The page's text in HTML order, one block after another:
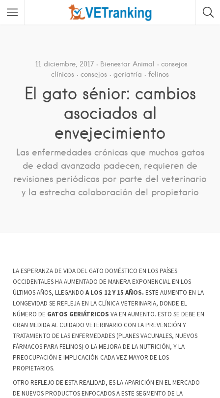
11 diciembre, 2017 Bienestar Animal
consejos
clínicos
consejos geriatría felinos
El gato sénior: cambios
asociados al
envejecimiento
Las enfermedades crónicas que muchos gatos
de edad avanzada padecen, requieren de
revisiones periódicas por parte del veterinario
y la estrecha colaboración del propietario
LA ESPERANZA DE VIDA DEL GATO DOMÉSTICO EN LOS PAÍSES
OCCIDENTALES HA AUMENTADO DE MANERA EXPONENCIAL EN LOS
ÚLTIMOS AÑOS, LLEGANDO A LOS 12 Y 15 AÑOS. ESTE AUMENTO EN LA
LONGEVIDAD SE REFLEJA EN LA CLÍNICA VETERINARIA, DONDE EL
NÚMERO DE GATOS GERIÁTRICOS VA EN AUMENTO. ESTO SE DEBE EN
GRAN MEDIDA AL CUIDADO VETERINARIO CON LA PREVENCIÓN Y
TRATAMIENTO DE LAS ENFERMEDADES (PLANES VACUNALES, NUEVOS
FÁRMACOS PARA FELINOS) O LA MEJORA DE LA NUTRICIÓN, Y LA
PREOCUPACIÓN E IMPLICACIÓN CADA VEZ MAYOR DE LOS
PROPIETARIOS.
OTRO REFLEJO DE ESTA REALIDAD, ES LA APARICIÓN EN EL MERCADO
DE NUEVOS PRODUCTOS ENFOCADOS A ESTE SEGMENTO DE LA